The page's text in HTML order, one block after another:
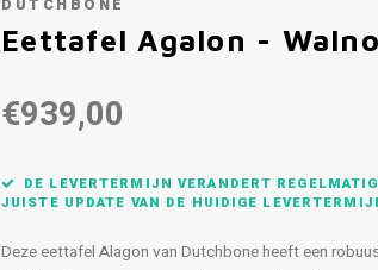
DUTCHBONE
Eettafel Agalon -
€939,00
DE LEVERTERMIJN VERANDERT
JUISTE UPDATE VAN DE HUIDIGE
Deze eettafel Alagon van Dutchbone heeft een